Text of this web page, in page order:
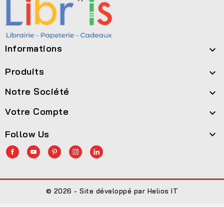
Informations 
Produits 
Notre Société 
Votre Compte 
Follow Us 
© 2026 - Site développé par Helios IT